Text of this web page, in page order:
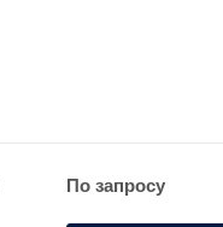
По запросу